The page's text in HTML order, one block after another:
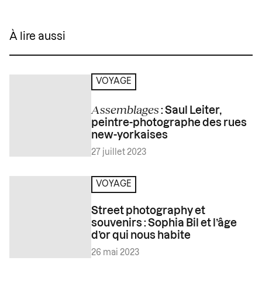
À lire aussi
VOYAGE
Assemblages: Saul Leiter,
peintre-photographe des rues
new-yorkaises
27 juillet 2023
VOYAGE
Street photography et
souvenirs : Sophia Bil et l’âge
d’or qui nous habite
26 mai 2023